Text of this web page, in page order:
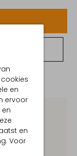
en
ervoor
en
Voor